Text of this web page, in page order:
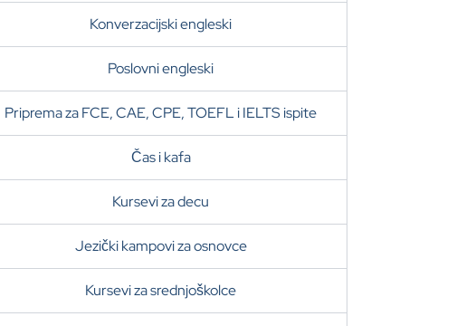
Konverzacijski engleski
Poslovni engleski
Priprema za FCE, CAE, CPE, TOEFL i IELTS ispite
Čas i kafa
Kursevi za decu
Jezički kampovi za osnovce
Kursevi za srednjoškolce